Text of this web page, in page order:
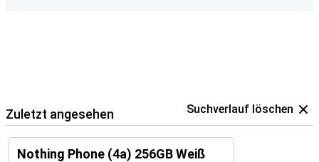
Zuletzt angesehen Suchverlauf löschen
Nothing Phone (4a) 256GB Weiß